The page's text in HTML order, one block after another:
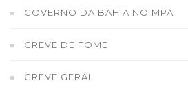
GOVERNO DA BAHIA NO MPA
GREVE DE FOME
GREVE GERAL